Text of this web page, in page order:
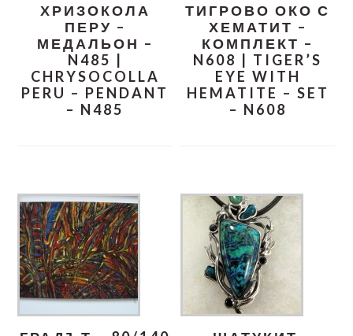
ХРИЗОКОЛА
ПЕРУ –
МЕДАЛЬОН –
N485 |
CHRYSOCOLLA
PERU – PENDANT
– N485
ТИГРОВО ОКО С
ХЕМАТИТ –
КОМПЛЕКТ –
N608 | TIGER’S
EYE WITH
HEMATITE – SET
– N608